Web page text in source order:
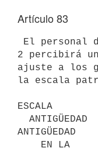
Artículo 83
2 percibirá
ajuste a los
la escala
ESCALA
ANTIGÜEDAD